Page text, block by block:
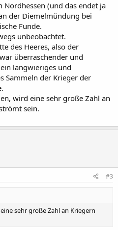
Nordhessen (und das endet ja
der Diemelmündung bei
Funde.
unbeobachtet.
des Heeres, also der
überraschender und
langwieriges und
Sammeln der Krieger der
wird eine sehr große Zahl an
sein.
#3
sehr große Zahl an Kriegern